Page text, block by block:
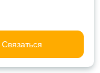
Связаться